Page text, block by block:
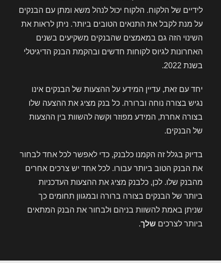
לידיים של הלקוח. הלקוח יכול לנהל משא ומתן עם הבנקים
על מנת לקבל את התנאים הטובים ביותר. ניתן לראות את
השינוי הזה גם במאמצים שהבנקים משקיעים בשנים
האחרונות לגיוס לקוחות חדשים ובהקמת הבנק הדיגיטלי
בשנת 2022.
יחד עם זאת, עדיין המידע על ההצעות של הבנקים אינו
נגיש בצורה נוחה וברורה. כל בנק מציג את ההצעה שלו
בצורה אחרת, המידע מפוזר וקשה להשוות בין ההצעות
של הבנקים.
בדיוק בגלל זה הקמנו כלבנק, כדי לאפשר לכל אחד לבחור
את הבנק הטוב ביותר עבורו. לכל אחד יש צרכים אחרים
מהבנק שלו. לכן, כלבנק מציג את ההצעות העדכניות
ביותר של הבנקים בצורה ברורה ובמגוון תחומים כך
שניתן באמת להשוות בניהם ולבחור את הבנק המתאים
ביותר לצרכיםשלך.